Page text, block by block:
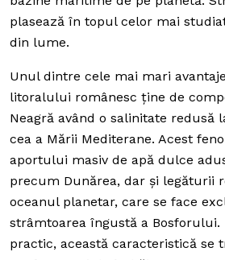
plasează în topul celor mai
din lume.
Unul dintre cele mai mari
litoralului românesc ține de
Neagră având o salinitate redusă
cea a Mării Mediterane. Acest
aportului masiv de apă dulce
precum Dunărea, dar și legăturii
oceanul planetar, care se face
strâmtoarea îngustă a Bosforului.
practic, această caracteristică se